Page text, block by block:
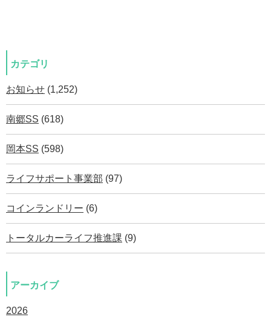
カテゴリ
お知らせ (1,252)
南郷SS (618)
岡本SS (598)
ライフサポート事業部 (97)
コインランドリー (6)
トータルカーライフ推進課 (9)
アーカイブ
2026